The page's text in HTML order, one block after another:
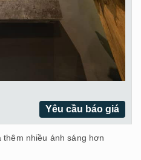
Yêu cầu báo giá
nhiều ánh sáng hơn